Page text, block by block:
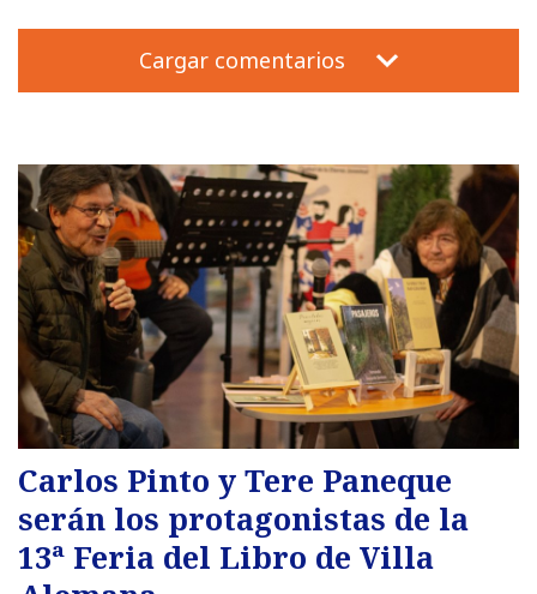
Cargar comentarios
Carlos Pinto y Tere Paneque
serán los protagonistas de la
13ª Feria del Libro de Villa